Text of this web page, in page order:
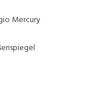
Mercury